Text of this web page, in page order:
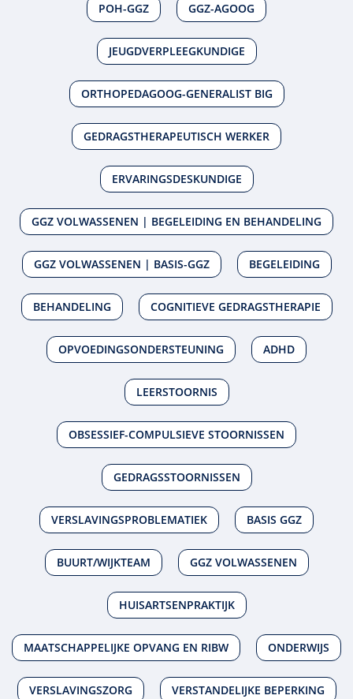
POH-GGZ GGZ-AGOOG
JEUGDVERPLEEGKUNDIGE
ORTHOPEDAGOOG-GENERALIST BIG
GEDRAGSTHERAPEUTISCH WERKER
ERVARINGSDESKUNDIGE
GGZ VOLWASSENEN | BEGELEIDING EN BEHANDELING
GGZ VOLWASSENEN | BASIS-GGZ BEGELEIDING
BEHANDELING COGNITIEVE GEDRAGSTHERAPIE
OPVOEDINGSONDERSTEUNING ADHD
LEERSTOORNIS
OBSESSIEF-COMPULSIEVE STOORNISSEN
GEDRAGSSTOORNISSEN
VERSLAVINGSPROBLEMATIEK BASIS GGZ
BUURT/WIJKTEAM GGZ VOLWASSENEN
HUISARTSENPRAKTIJK
MAATSCHAPPELIJKE OPVANG EN RIBW ONDERWIJS
VERSLAVINGSZORG VERSTANDELIJKE BEPERKING